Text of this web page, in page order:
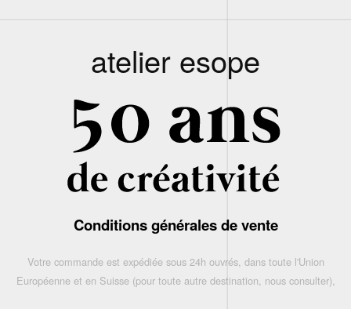
atelier esope
Conditions générales de vente
Votre commande est expédiée sous 24h ouvrés, dans toute l'Union
Européenne et en Suisse (pour toute autre destination, nous consulter),